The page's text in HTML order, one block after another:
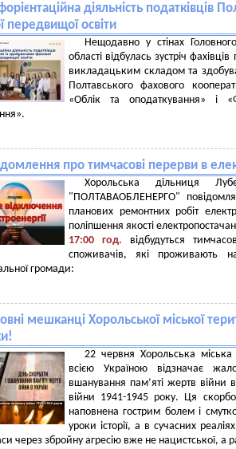
діяльність податківців
передвищої освіти
Нещодавно у стінах
області відбулась зустріч
викладацьким складом та
Полтавського фахового
«Облік та оподаткування» і
про тимчасові перерви в
Хорольська дільниця
"ПОЛТАВАОБЛЕНЕРГО"
планових ремонтних робіт
поліпшення якості
17:00 год. відбудуться
споживачів, які проживають на
громади:
мешканці Хорольської міської
22 червня Хорольська міська
всією Україною відзначає
вшанування пам’яті жертв війни
війни 1941-1945 року. Ця
наповнена гострим болем і
уроки історії, а в сучасних
через збройну агресію вже не нацистської, а